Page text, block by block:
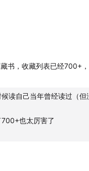
书，收藏列表已经700+
读自己当年曾经读过（
也太厉害了